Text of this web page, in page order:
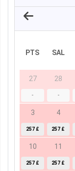
PTS SAL
27
-
28
-
3
257 £
4
257 £
10
257 £
11
257 £